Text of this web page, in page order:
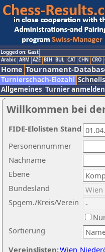
Logged on: Gast
Arabic ARM AZE BIH BUL CAT CHN CRO
Home Tournament-
Turnierschach-Elozahl
Allgemeines Turnier
Willkommen bei
Nachname
Ebene
Sortierung
Personennummer
Bundesland
Spgem./Kreis/Verein
Vereinslisten:Wien
FIDE-Elolisten Stand